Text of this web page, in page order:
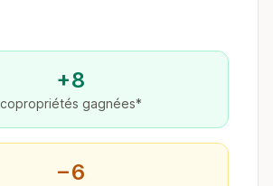
+8
copropriétés gagnées*
−6